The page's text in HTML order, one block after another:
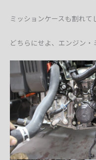
ミッションケースも割れて
どちらにせよ、エンジン・